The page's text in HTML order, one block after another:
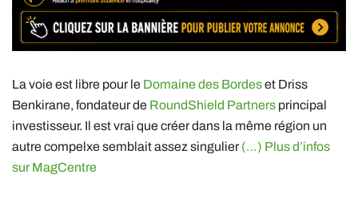
La voie est libre pour le Domaine des Bordeset Driss
Benkirane, fondateur de RoundShield Partners principal
investisseur. Il est vrai que créer dans la même région un
autre compelxe semblait assez singulier (…) Plus d’infos
sur MagCentre